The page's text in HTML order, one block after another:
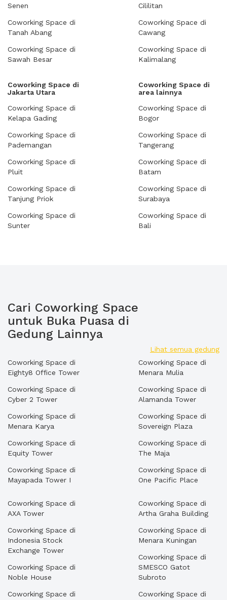
Senen
Coworking Space di
Tanah Abang
Coworking Space di
Sawah Besar
Cililitan
Coworking Space di
Cawang
Coworking Space di
Kalimalang
Coworking Space di
Jakarta Utara
Coworking Space di
Kelapa Gading
Coworking Space di
Pademangan
Coworking Space di
Pluit
Coworking Space di
Tanjung Priok
Coworking Space di
Sunter
Coworking Space di
area lainnya
Coworking Space di
Bogor
Coworking Space di
Tangerang
Coworking Space di
Batam
Coworking Space di
Surabaya
Coworking Space di
Bali
Cari Coworking Space
untuk Buka Puasa di
Gedung Lainnya
Lihat semua gedung
Coworking Space di
Eighty8 Office Tower
Coworking Space di
Cyber 2 Tower
Coworking Space di
Menara Karya
Coworking Space di
Equity Tower
Coworking Space di
Mayapada Tower I
Coworking Space di
Menara Mulia
Coworking Space di
Alamanda Tower
Coworking Space di
Sovereign Plaza
Coworking Space di
The Maja
Coworking Space di
One Pacific Place
Coworking Space di
AXA Tower
Coworking Space di
Indonesia Stock
Exchange Tower
Coworking Space di
Noble House
Coworking Space di
Coworking Space di
Artha Graha Building
Coworking Space di
Menara Kuningan
Coworking Space di
SMESCO Gatot
Subroto
Coworking Space di